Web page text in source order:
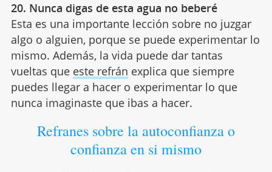
20. Nunca digas de esta agua no beberé
Esta es una importante lección sobre no juzgar
algo o alguien, porque se puede experimentar lo
mismo. Además, la vida puede dar tantas
vueltas que este refrán explica que siempre
puedes llegar a hacer o experimentar lo que
nunca imaginaste que ibas a hacer.
Refranes sobre la autoconfianza o
confianza en si mismo